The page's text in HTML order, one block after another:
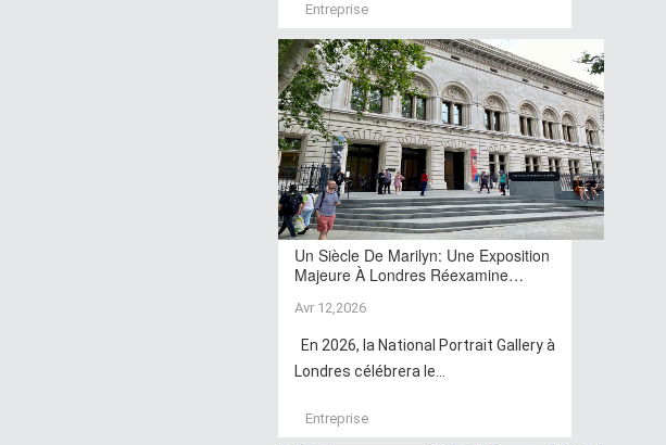
Entreprise
Un Siècle De Marilyn: Une Exposition
Majeure À Londres Réexamine…
Avr 12,2026
En 2026, la National Portrait Gallery à
Londres célébrera le...
Entreprise